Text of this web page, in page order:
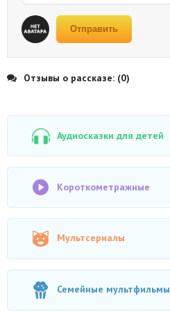
Отправить
Отзывы о рассказе: (0)
Аудиосказки для детей
Короткометражные
Мультсериалы
Семейные мультфильмы